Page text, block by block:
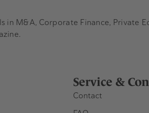
Service &
Contact
M&A, Corporate Finance, Private